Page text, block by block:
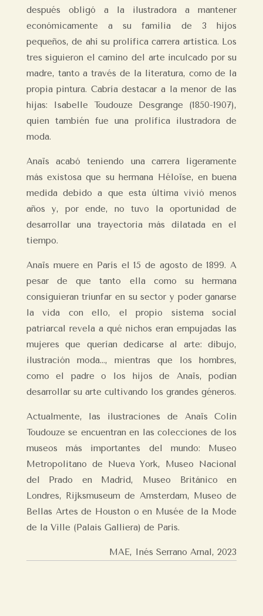
después obligó a la ilustradora a mantener
económicamente a su familia de 3 hijos
pequeños, de ahí su prolífica carrera artística. Los
tres siguieron el camino del arte inculcado por su
madre, tanto a través de la literatura, como de la
propia pintura. Cabría destacar a la menor de las
hijas: Isabelle Toudouze Desgrange (1850-1907),
quien también fue una prolífica ilustradora de
moda.
Anaïs acabó teniendo una carrera ligeramente
más existosa que su hermana Héloïse, en buena
medida debido a que esta última vivió menos
años y, por ende, no tuvo la oportunidad de
desarrollar una trayectoria más dilatada en el
tiempo.
Anaïs muere en París el 15 de agosto de 1899. A
pesar de que tanto ella como su hermana
consiguieran triunfar en su sector y poder ganarse
la vida con ello, el propio sistema social
patriarcal revela a qué nichos eran empujadas las
mujeres que querían dedicarse al arte: dibujo,
ilustración moda…, mientras que los hombres,
como el padre o los hijos de Anaïs, podían
desarrollar su arte cultivando los grandes géneros.
Actualmente, las ilustraciones de Anaïs Colin
Toudouze se encuentran en las colecciones de los
museos más importantes del mundo: Museo
Metropolitano de Nueva York, Museo Nacional
del Prado en Madrid, Museo Británico en
Londres, Rijksmuseum de Amsterdam, Museo de
Bellas Artes de Houston o en Musée de la Mode
de la Ville (Palais Galliera) de Paris.
MAE, Inés Serrano Arnal, 2023